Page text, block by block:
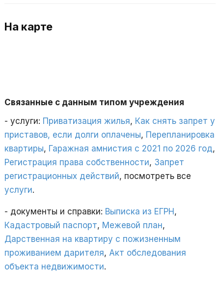
На карте
Связанные с данным типом учреждения
- услуги: Приватизация жилья, Как снять запрет у
приставов, если долги оплачены, Перепланировка
квартиры, Гаражная амнистия с 2021 по 2026 год,
Регистрация права собственности, Запрет
регистрационных действий, посмотреть все
услуги.
- документы и справки: Выписка из ЕГРН ,
Кадастровый паспорт, Межевой план,
Дарственная на квартиру с пожизненным
проживанием дарителя, Акт обследования
объекта недвижимости.